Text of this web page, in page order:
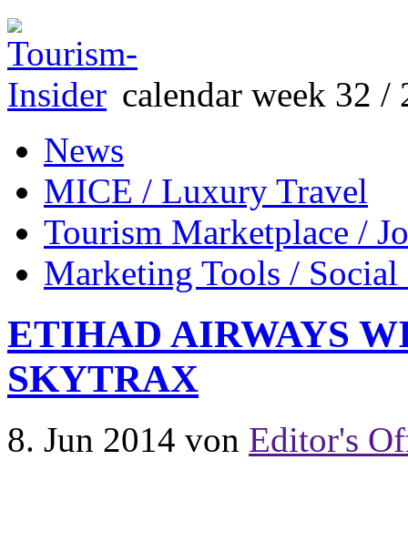
calendar week 32 /
News
MICE / Luxury Travel
Tourism Marketplace /
Marketing Tools /
ETIHAD AIRWAYS
SKYTRAX
8. Jun 2014 von Editor's